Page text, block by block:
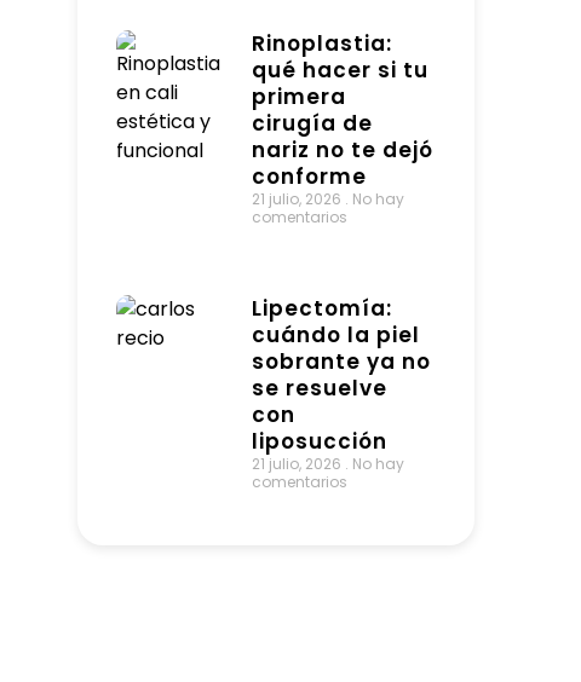
Rinoplastia:
qué hacer si tu
primera
cirugía de
nariz no te dejó
conforme
21 julio, 2026
No hay
comentarios
Lipectomía:
cuándo la piel
sobrante ya no
se resuelve
con
liposucción
21 julio, 2026
No hay
comentarios